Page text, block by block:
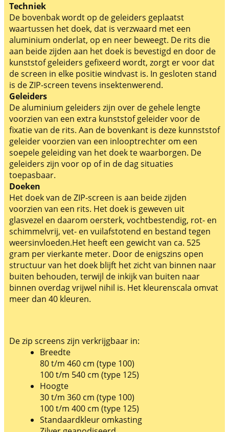
Techniek
De bovenbak wordt op de geleiders geplaatst
waartussen het doek, dat is verzwaard met een
aluminium onderlat, op en neer beweegt. De rits die
aan beide zijden aan het doek is bevestigd en door de
kunststof geleiders gefixeerd wordt, zorgt er voor dat
de screen in elke positie windvast is. In gesloten stand
is de ZIP-screen tevens insektenwerend.
Geleiders
De aluminium geleiders zijn over de gehele lengte
voorzien van een extra kunststof geleider voor de
fixatie van de rits. Aan de bovenkant is deze kunnststof
geleider voorzien van een inlooptrechter om een
soepele geleiding van het doek te waarborgen. De
geleiders zijn voor op of in de dag situaties
toepasbaar.
Doeken
Het doek van de ZIP-screen is aan beide zijden
voorzien van een rits. Het doek is geweven uit
glasvezel en daarom oersterk, vochtbestendig, rot- en
schimmelvrij, vet- en vuilafstotend en bestand tegen
weersinvloeden.Het heeft een gewicht van ca. 525
gram per vierkante meter. Door de enigszins open
structuur van het doek blijft het zicht van binnen naar
buiten behouden, terwijl de inkijk van buiten naar
binnen overdag vrijwel nihil is. Het kleurenscala omvat
meer dan 40 kleuren.
De zip screens zijn verkrijgbaar in:
Breedte
80 t/m 460 cm (type 100)
100 t/m 540 cm (type 125)
Hoogte
30 t/m 360 cm (type 100)
100 t/m 400 cm (type 125)
Standaardkleur omkasting